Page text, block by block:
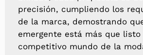
precisión, cumpliendo los
de la marca, demostrando
emergente está más que listo
competitivo mundo de la